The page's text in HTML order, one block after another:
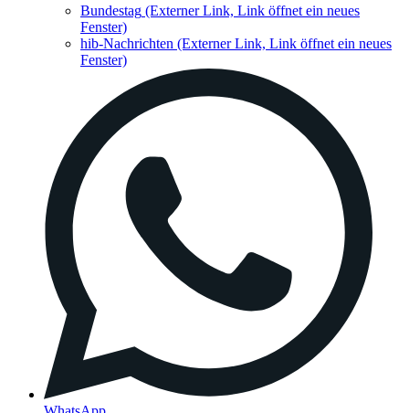
Bundestag (Externer Link, Link öffnet ein neues
Fenster)
hib-Nachrichten (Externer Link, Link öffnet ein neues
Fenster)